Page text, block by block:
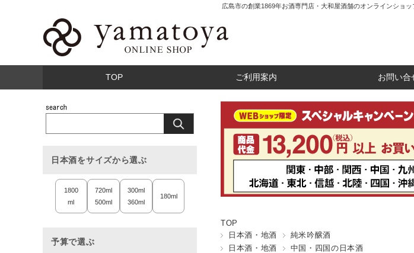
広島市の創業1869年お酒専門店・大和屋酒舗のオンラインショ
TOP ご利用案内 お問い合
TOP
日本酒・地酒
純米吟醸酒
日本酒・地酒
中国・四国の日本酒
日本酒をサイズから選ぶ
1800
ml
720ml
500ml
300ml
360ml
180ml
予算で選ぶ